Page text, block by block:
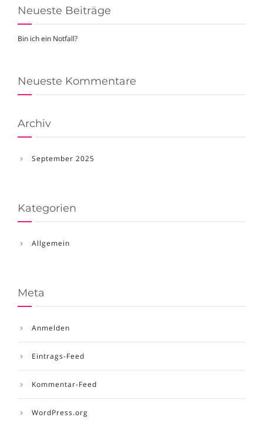
Neueste Beiträge
Bin ich ein Notfall?
Neueste Kommentare
Archiv
September 2025
Kategorien
Allgemein
Meta
Anmelden
Eintrags-Feed
Kommentar-Feed
WordPress.org